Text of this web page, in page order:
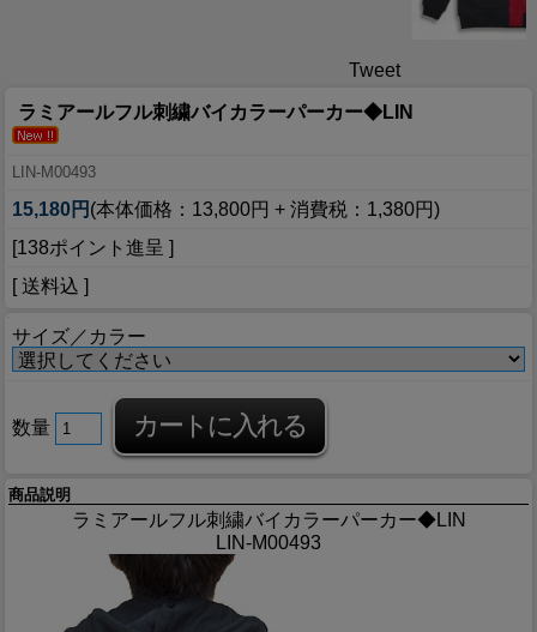
Tweet
ラミアールフル刺繍バイカラーパーカー◆LIN
LIN-M00493
15,180円 (本体価格：13,800円 + 消費税：1,380円)
[138ポイント進呈 ]
[ 送料込 ]
サイズ／カラー
数量
商品説明
ラミアールフル刺繍バイカラーパーカー◆LIN
LIN-M00493